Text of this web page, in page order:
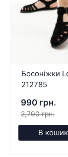
Босоніжки
212785
990 грн.
2,790 грн.
В кошик